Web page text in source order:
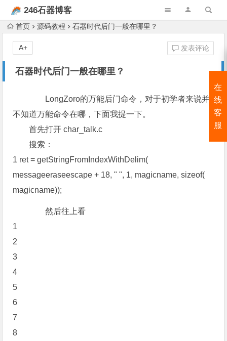
246石器博客
首页 源码教程 石器时代后门一般在哪里？
石器时代后门一般在哪里？
发表评论
A+
LongZoro的万能后门命令，对于初学者来说并
不知道万能命令在哪，下面我提一下。
首先打开 char_talk.c
搜索：
1 ret = getStringFromIndexWithDelim(
messageeraseescape + 18, " ", 1, magicname, sizeof(
magicname));
然后往上看
1
2
3
4
5
6
7
8
在
线
客
服